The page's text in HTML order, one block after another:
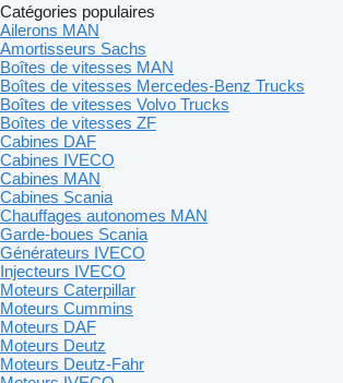
Catégories populaires
Ailerons MAN
Amortisseurs Sachs
Boîtes de vitesses MAN
Boîtes de vitesses Mercedes-Benz Trucks
Boîtes de vitesses Volvo Trucks
Boîtes de vitesses ZF
Cabines DAF
Cabines IVECO
Cabines MAN
Cabines Scania
Chauffages autonomes MAN
Garde-boues Scania
Générateurs IVECO
Injecteurs IVECO
Moteurs Caterpillar
Moteurs Cummins
Moteurs DAF
Moteurs Deutz
Moteurs Deutz-Fahr